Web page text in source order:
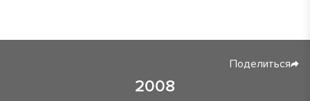
2008
Поделиться